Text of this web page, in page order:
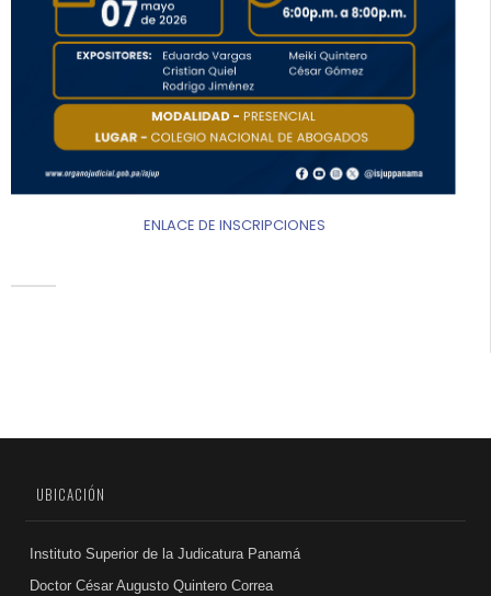
ENLACE DE INSCRIPCIONES
UBICACIÓN
Instituto Superior de la Judicatura Panamá
Doctor César Augusto Quintero Correa